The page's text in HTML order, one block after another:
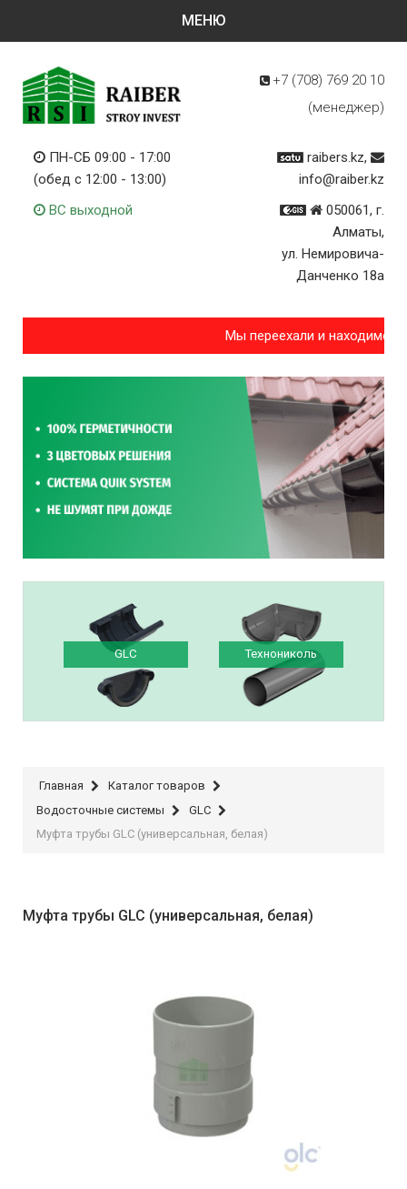
+7 (708) 769 20 10
(менеджер)
ПН-СБ 09:00 - 17:00
(обед с 12:00 - 13:00)
ВС выходной
raibers.kz,
info@raiber.kz
050061, г.
Алматы,
ул. Немировича-
Данченко 18а
Мы переехали и
GLC Технониколь
Главная
Каталог товаров
Водосточные системы
GLC
Муфта трубы GLC (универсальная, белая)
Муфта трубы GLC (универсальная, белая)